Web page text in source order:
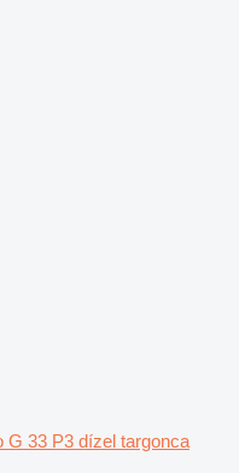
G 33 P3 dízel targonca